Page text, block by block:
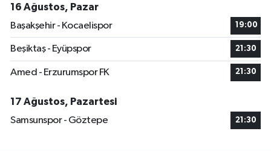
16 Ağustos, Pazar
Başakşehir - Kocaelispor
19:00
Beşiktaş - Eyüpspor 21:30
Amed - Erzurumspor FK 21:30
17 Ağustos, Pazartesi
Samsunspor - Göztepe
21:30